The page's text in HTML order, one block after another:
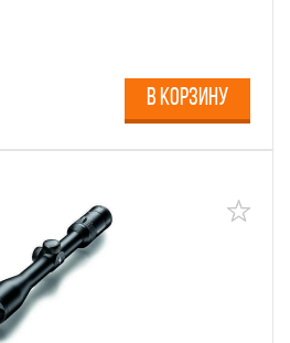
В КОРЗИНУ